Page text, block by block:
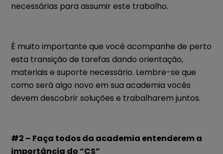
necessárias para assumir este trabalho.
É muito importante que você acompanhe de perto
esta transição de tarefas dando orientação,
materiais e suporte necessário. Lembre-se que
como será algo novo em sua academia vocês
devem descobrir soluções e trabalharem juntos.
#2 – Faça todos da academia entenderem a
importância do “CS”